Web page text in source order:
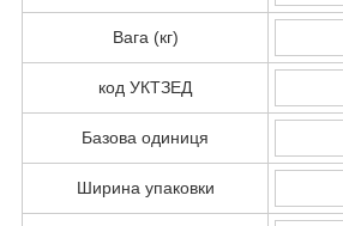
Вага (кг)
код УКТЗЕД
Базова одиниця
Ширина упаковки